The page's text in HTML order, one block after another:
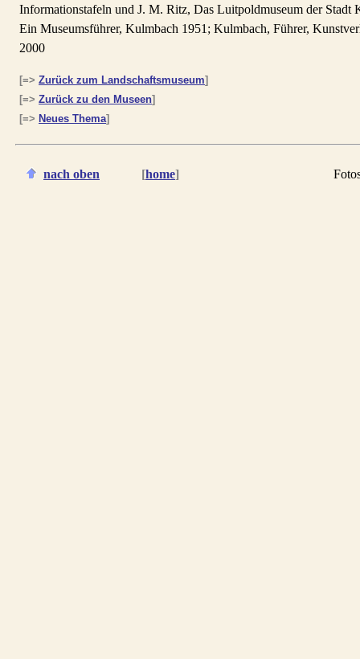
Informationstafeln und J. M. Ritz, Das Luitpoldmuseum der Stadt
Ein Museumsführer, Kulmbach 1951; Kulmbach, Führer,
2000
[=> Zurück zum Landschaftsmuseum]
[=> Zurück zu den Museen]
[=> Neues Thema]
nach oben [home]